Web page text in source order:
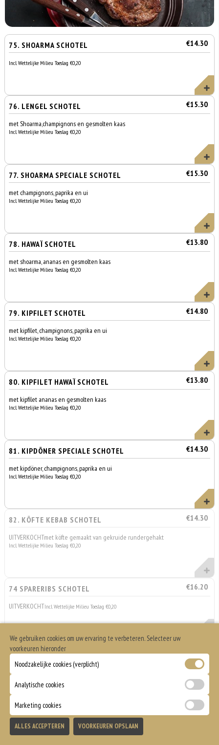
75. SHOARMA SCHOTEL €14.30
Incl. Wettelijke Milieu Toeslag €0,20
76. LENGEL SCHOTEL €15.30
met Shoarma,champignons en gesmolten kaas
Incl. Wettelijke Milieu Toeslag €0,20
77. SHOARMA SPECIALE SCHOTEL €15.30
met champignons, paprika en ui
Incl. Wettelijke Milieu Toeslag €0,20
78. HAWAÏ SCHOTEL €13.80
met shoarma, ananas en gesmolten kaas
Incl. Wettelijke Milieu Toeslag €0,20
79. KIPFILET SCHOTEL €14.80
met kipfilet, champignons, paprika en ui
Incl. Wettelijke Milieu Toeslag €0,20
80. KIPFILET HAWAÏ SCHOTEL €13.80
met kipfilet ananas en gesmolten kaas
Incl. Wettelijke Milieu Toeslag €0,20
81. KIPDÖNER SPECIALE SCHOTEL €14.30
met kipdöner, champignons, paprika en ui
Incl. Wettelijke Milieu Toeslag €0,20
82. KÖFTE KEBAB SCHOTEL €14.30
UITVERKOCHTmet köfte gemaakt van gekruide rundergehakt
Incl. Wettelijke Milieu Toeslag €0,20
74 SPARERIBS SCHOTEL €16.20
UITVERKOCHTIncl. Wettelijke Milieu Toeslag €0,20
Döner Schotels
Geserveerd met friet of Aardappelen, salade, brood en saus naar keuze
Bezorgen Afhalen
Totaal
€0,00
We gebruiken cookies om uw ervaring te verbeteren. Selecteer uw
voorkeuren hieronder
Noodzakelijke cookies (verplicht)
Analytische cookies
Marketing cookies
ALLES ACCEPTEREN VOORKEUREN OPSLAAN